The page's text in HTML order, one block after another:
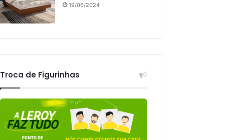
19/06/2024
Troca de Figurinhas